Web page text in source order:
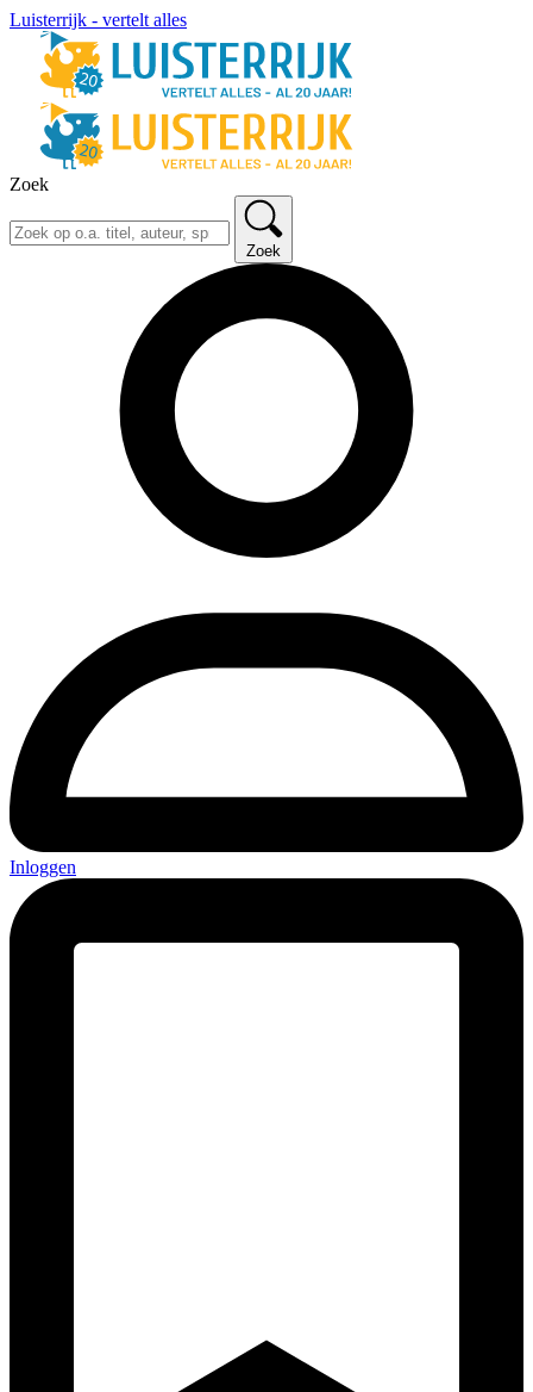
Luisterrijk - vertelt alles
Zoek
Zoek
Inloggen